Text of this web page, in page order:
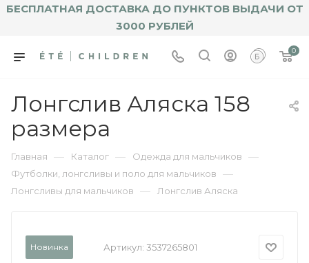
БЕСПЛАТНАЯ ДОСТАВКА ДО ПУНКТОВ ВЫДАЧИ ОТ
3000 РУБЛЕЙ
0
Лонгслив Аляска 158
размера
Главная — Каталог — Одежда для мальчиков —
Футболки, лонгсливы и поло для мальчиков —
Лонгсливы для мальчиков — Лонгслив Аляска
Новинка Артикул: 3537265801